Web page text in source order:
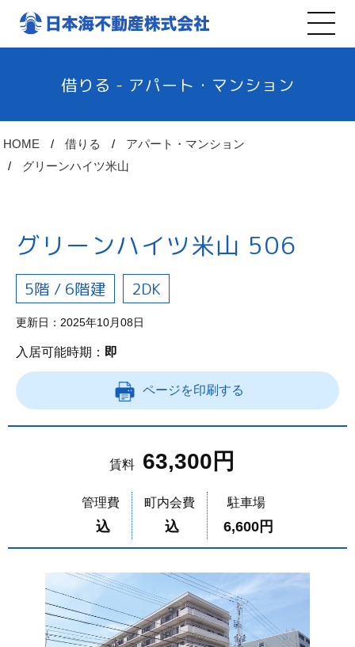
借りる - アパート・マンション
HOME 借りる
アパート・マンション
グリーンハイツ米山
グリーンハイツ米山 506
5階 / 6階建 2DK
更新日：2025年10月08日
入居可能時期： 即
ページを印刷する
賃料 63,300円
管理費
込
町内会費
込
駐車場
6,600円